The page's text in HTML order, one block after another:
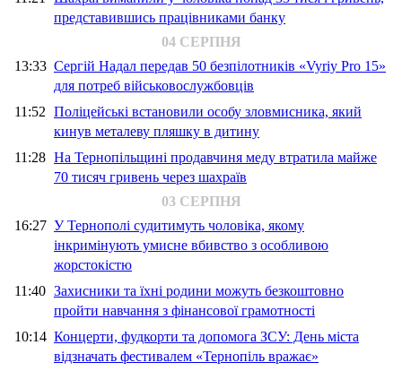
представившись працівниками банку
04 СЕРПНЯ
13:33 Сергій Надал передав 50 безпілотників «Vyriy Pro 15»
для потреб військовослужбовців
11:52 Поліцейські встановили особу зловмисника, який
кинув металеву пляшку в дитину
11:28 На Тернопільщині продавчиня меду втратила майже
70 тисяч гривень через шахраїв
03 СЕРПНЯ
16:27 У Тернополі судитимуть чоловіка, якому
інкримінують умисне вбивство з особливою
жорстокістю
11:40 Захисники та їхні родини можуть безкоштовно
пройти навчання з фінансової грамотності
10:14 Концерти, фудкорти та допомога ЗСУ: День міста
відзначать фестивалем «Тернопіль вражає»